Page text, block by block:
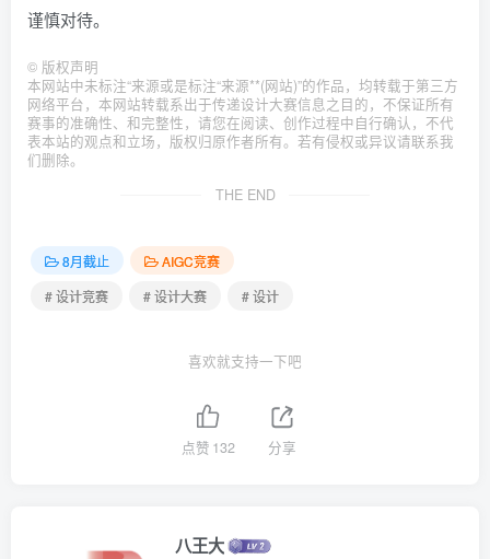
谨慎对待。
© 版权声明
本网站中未标注“来源或是标注“来源**(网站)”的作品，均转载于第三方
网络平台，本网站转载系出于传递设计大赛信息之目的，不保证所有
赛事的准确性、和完整性，请您在阅读、创作过程中自行确认，不代
表本站的观点和立场，版权归原作者所有。若有侵权或异议请联系我
们删除。
THE END
8月截止
AIGC竞赛
# 设计竞赛
# 设计大赛 # 设计
喜欢就支持一下吧
点赞 132 分享
八王大